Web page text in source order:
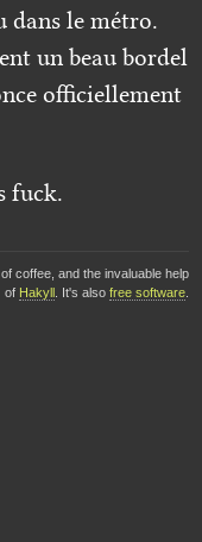
dans le métro.
un beau bordel
officiellement
fuck.
coffee, and the invaluable help
of Hakyll . It's also free software.